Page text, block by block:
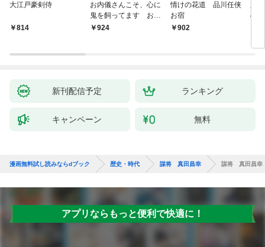
大江戸豪剣侍
814
お内儀さんこそ、心に
鬼を飼ってます おけ
いの戯作手帖
924
情けの花道 品川任侠
お宿
902
の
新刊配信予定 ランキング
キャンペーン 無料
漫画無料試し読みならdブック 歴史・時代 謀将 真田昌幸 謀将 真田昌幸
アプリならもっと便利で快適に！